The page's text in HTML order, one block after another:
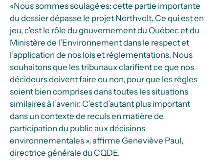
«Nous sommes soulagé·es: cette partie importante
du dossier dépasse le projet Northvolt. Ce qui est en
jeu, c’est le rôle du gouvernement du Québec et du
Ministère de l’Environnement dans le respect et
l’application de nos lois et réglementations. Nous
souhaitons que les tribunaux clarifient ce que nos
décideurs doivent faire ou non, pour que les règles
soient bien comprises dans toutes les situations
similaires à l’avenir. C’est d’autant plus important
dans un contexte de reculs en matière de
participation du public aux décisions
environnementales », affirme Geneviève Paul,
directrice générale du CQDE.